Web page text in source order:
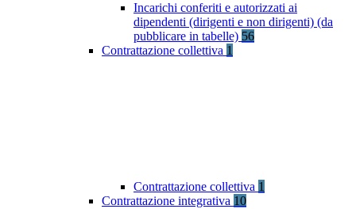
Incarichi conferiti e autorizzati ai
dipendenti (dirigenti e non dirigenti) (da
pubblicare in tabelle) 56
Contrattazione collettiva 1
Contrattazione collettiva 1
Contrattazione integrativa 10